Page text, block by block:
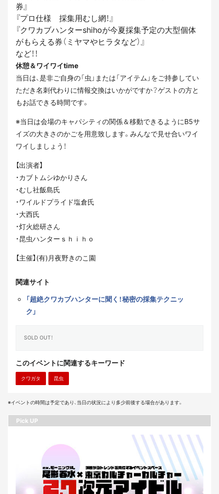
券』
『プロ仕様 採集用むし網！』
『クワカブハンターshihoが今夏採集予定の大型個体
がもらえる券（ミヤマやヒラタなど）』
など！！
休憩＆ワイワイtime
当日は、是非ご自身の「虫」または「アイテム」をご持参してい
ただき名刺代わりに情報交換はいかがですか？ゲストの方と
もお話できる時間です。
※当日は会場のキャパシティの関係＆移動できるようにB5サ
イズの大きさのかごを用意致します。みんなで見せ合いワイ
ワイしましょう！
【出演者】
・カブトムシゆかりさん
・むし社飯島氏
・ワイルドプライド塩倉氏
・大西氏
・灯火総研さん
・昆虫ハンターｓｈｉｈｏ
【主催】(有)月夜野きのこ園
関連サイト
「超絶クワカブハンターに聞く！秘密の採集テクニッ
ク」
SOLD OUT！
このイベントに関連するキーワード
クワガタ 昆虫
※イベントの時間は予定であり、当日の状況により多少前後する場合があります。
Pick UP